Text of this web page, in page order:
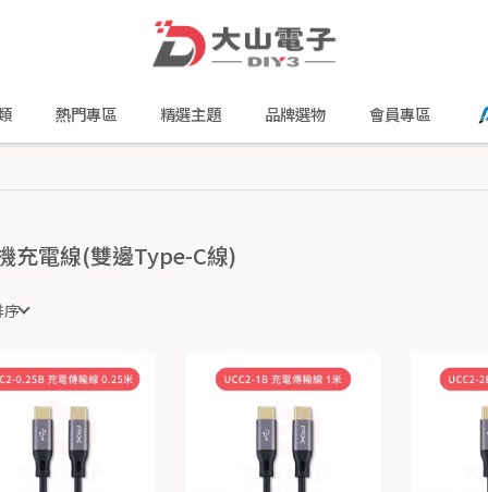
熱門專區 精選主題 品牌選物 會員專區
充電線(雙邊Type-C線)
序